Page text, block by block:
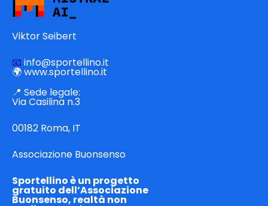
mail.
Viktor Seibert‭
📧 info@sportellino.it
🌍www.sportellino.it
📍 Sede legale:
Via Casilina n.3
00182 Roma, IT
Associazione Buonsenso
Sportellino è un progetto
gratuito dell’Associazione
Buonsenso, realtà non